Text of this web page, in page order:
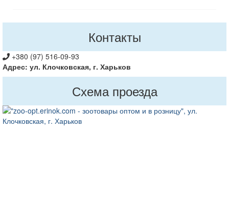
Контакты
+380 (97) 516-09-93
Адрес: ул. Клочковская, г. Харьков
Схема проезда